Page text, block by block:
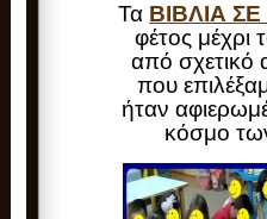
Τα ΒΙΒΛΙΑ
φέτος μέχρι
από σχετικό
που
ήταν
κόσμο